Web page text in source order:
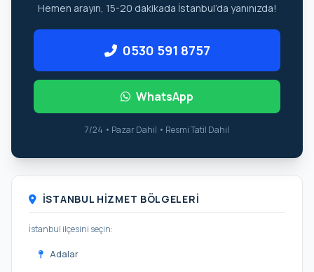
Hemen arayın, 15-20 dakikada İstanbul’da yanınızda!
0530 591 8757
WhatsApp
7/24 • Pazar Dahil • Resmi Tatil Dahil
İSTANBUL HIZMET BÖLGELERI
İstanbul ilçesini seçin:
Adalar